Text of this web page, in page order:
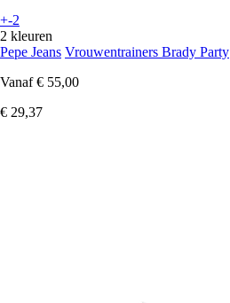
+-2
2 kleuren
Pepe Jeans Vrouwentrainers Brady Party
Vanaf € 55,00
€ 29,37